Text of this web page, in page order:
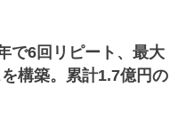
で6回リピート、最大
構築。累計1.7億円の